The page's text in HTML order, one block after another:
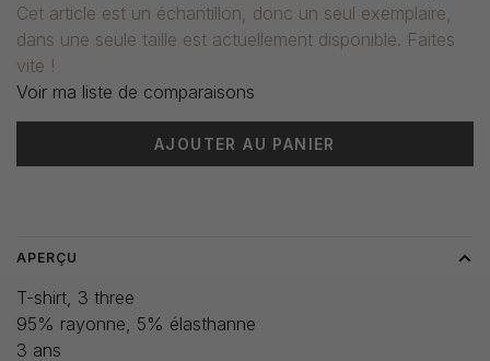
Cet article est un échantillon, donc un seul exemplaire,
dans une seule taille est actuellement disponible. Faites
vite !
Voir ma liste de comparaisons
AJOUTER AU PANIER
APERÇU
T-shirt, 3 three
95% rayonne, 5% élasthanne
3 ans